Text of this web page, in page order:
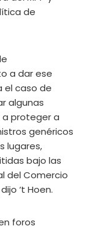
de
a dar ese
el caso de
algunas
proteger a
genéricos
lugares,
bajo las
del Comercio
‘t Hoen.
foros